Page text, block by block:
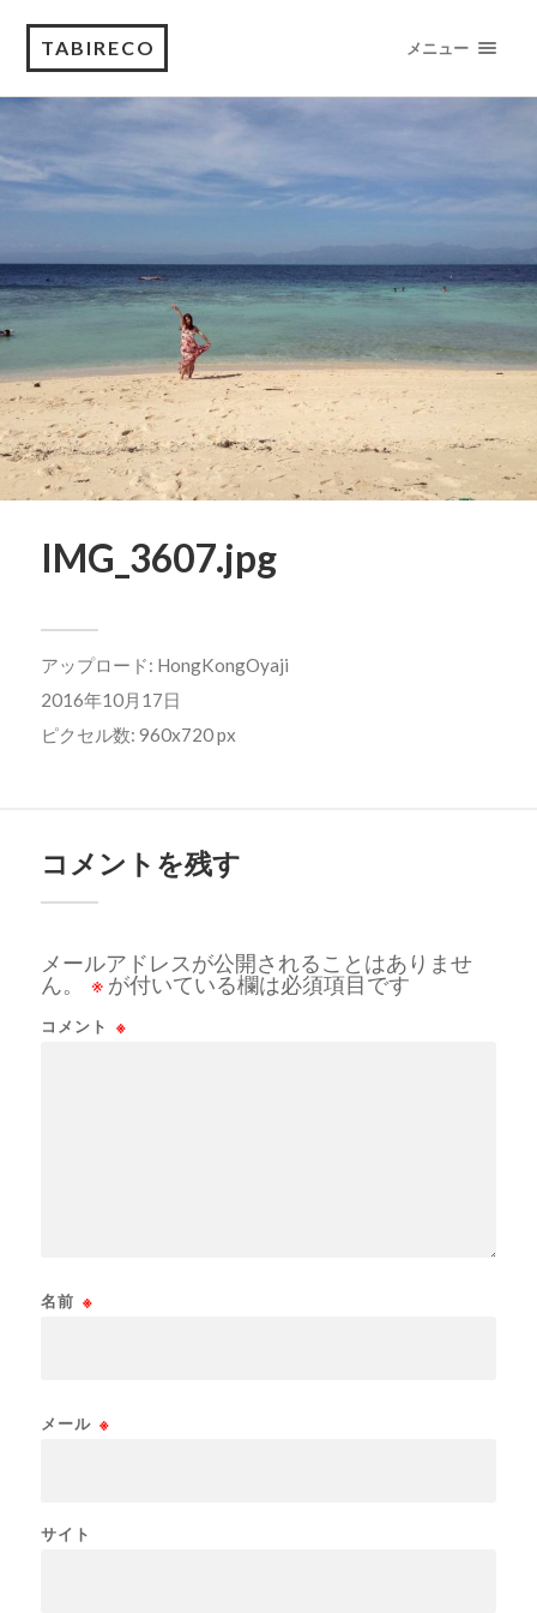
TABIRECO メニュー
IMG_3607.jpg
アップロード: HongKongOyaji
2016年10月17日
ピクセル数: 960x720 px
コメントを残す
メールアドレスが公開されることはありませ
ん。
※ が付いている欄は必須項目です
コメント ※
名前 ※
メール ※
サイト